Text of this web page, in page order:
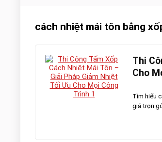
cách nhiệt mái tôn bằng
Thi
Cho
Tìm hiểu
giá trọn